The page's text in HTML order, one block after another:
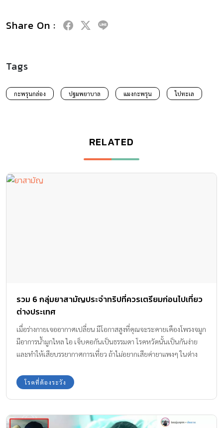
Share On :
Tags
กะพรุนกล่อง ปฐมพยาบาล แมงกะพรุน ไปทะเล
RELATED
รวม 6 กลุ่มยาสามัญประจำทริปที่ควรเตรียมก่อนไปเที่ยว
ต่างประเทศ
เมื่อร่างกายเจออากาศเปลี่ยน มีโอกาสสูงที่คุณจะระคายเคืองโพรงจมูก
มีอาการน้ำมูกไหล ไอ เจ็บคอกันเป็นธรรมดา โรคหวัดนั้นเป็นกันง่าย
และทำให้เสียบรรยากาศการเที่ยว ถ้าไม่อยากเสียค่ายาแพงๆ ในต่าง
โรคที่ต้องระวัง